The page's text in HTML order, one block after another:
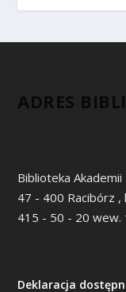
ADRES
Biblioteka Akademii
47 - 400 Racibórz ,
415 - 50 - 20 wew.
Deklaracja